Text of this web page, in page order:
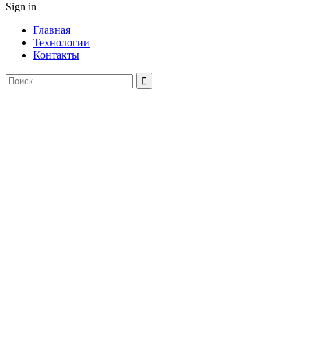
Sign in
Главная
Технологии
Контакты